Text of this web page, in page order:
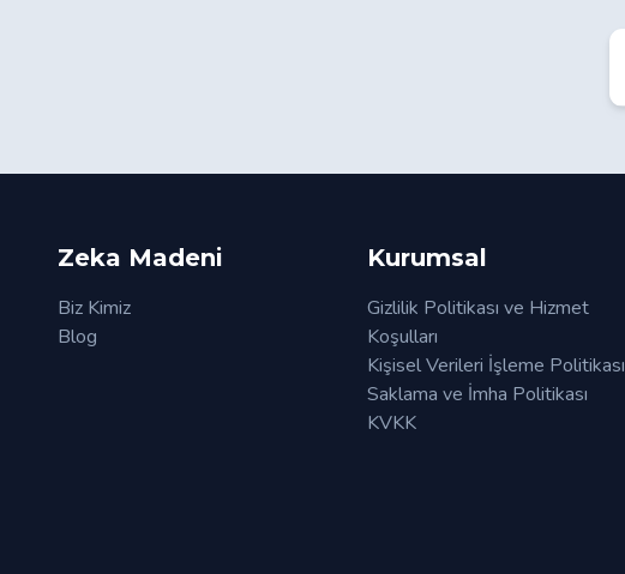
Zeka Madeni
Biz Kimiz
Blog
Kurumsal
Gizlilik Politikası ve Hizmet
Koşulları
Kişisel Verileri İşleme Politikası
Saklama ve İmha Politikası
KVKK